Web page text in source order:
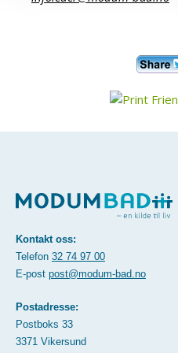
Kontakt oss:
Telefon 32 74 97 00
E-post post@modum-bad.no
Postadresse:
Postboks 33
3371 Vikersund